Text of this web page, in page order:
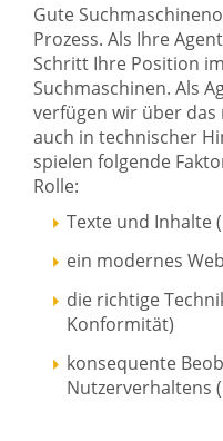
Gute
Prozess. Als Ihre
Schritt Ihre Position
Suchmaschinen. Als
verfügen wir über das
auch in technischer
spielen folgende
Rolle:
Texte und Inhalte
ein modernes
die richtige
Konformität)
konsequente
Nutzerverhaltens